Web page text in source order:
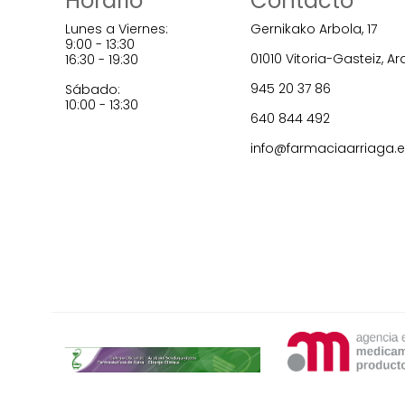
Lunes a Viernes:
9:00 - 13:30
16:30 - 19:30
Sábado:
10:00 - 13:30
Gernikako Arbola, 17
01010 Vitoria-Gasteiz,
945 20 37 86
640 844 492